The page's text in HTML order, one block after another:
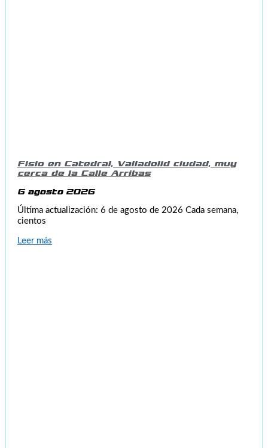
Fisio en Catedral, Valladolid ciudad, muy
cerca de la Calle Arribas
6 agosto 2026
Última actualización: 6 de agosto de 2026 Cada semana,
cientos
Leer más